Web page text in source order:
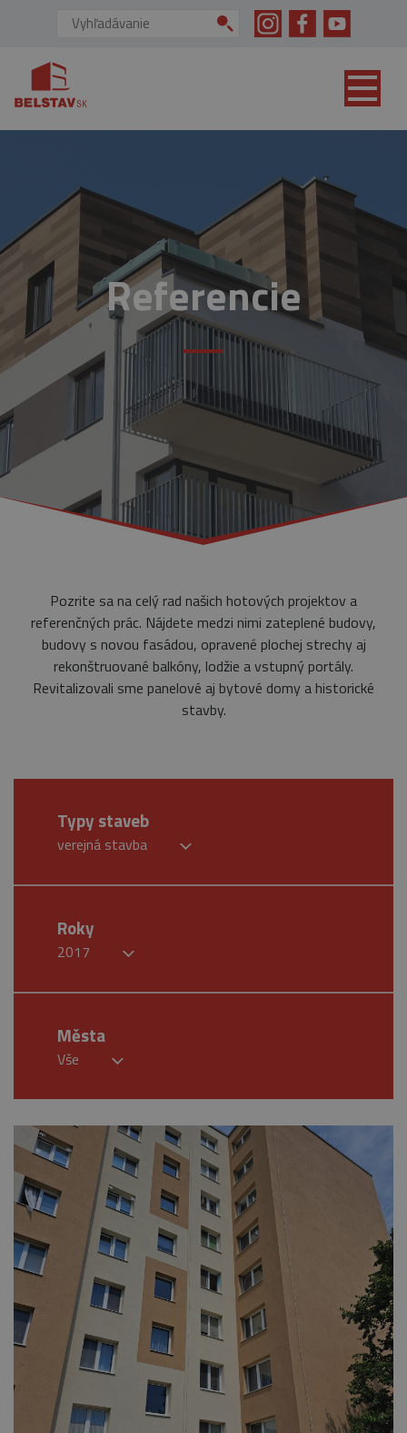
Vyhľadávanie:
Referencie
Pozrite sa na celý rad našich hotových projektov a
referenčných prác. Nájdete medzi nimi zateplené budovy,
budovy s novou fasádou, opravené plochej strechy aj
rekonštruované balkóny, lodžie a vstupný portály.
Revitalizovali sme panelové aj bytové domy a historické
stavby.
Typy staveb
verejná stavba
Roky
2017
Města
Vše